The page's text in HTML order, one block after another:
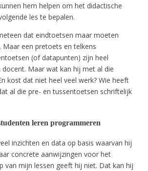
hem helpen om het didactische
les te bepalen.
dat eindtoetsen maar moeten
een pretoets en telkens
(of datapunten) zijn heel
Maar wat kan hij met al die
kost dat niet heel veel werk? Wie heeft
al die pre- en tussentoetsen schriftelijk
leren programmeren
inzichten en data op basis waarvan hij
concrete aanwijzingen voor het
van mijn lessen geeft hij niet. Dat kan hij